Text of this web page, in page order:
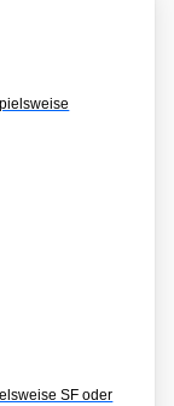
SF oder